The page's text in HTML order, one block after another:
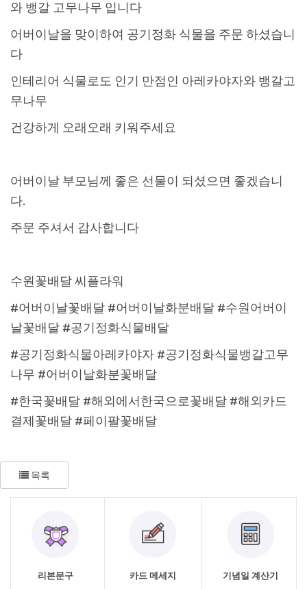
와 뱅갈 고무나무 입니다
어버이날을 맞이하여 공기정화 식물을 주문 하셨습니
다
인테리어 식물로도 인기 만점인 아레카야자와 뱅갈고
무나무
건강하게 오래오래 키워주세요
어버이날 부모님께 좋은 선물이 되셨으면 좋겠습니
다.
주문 주셔서 감사합니다
수원꽃배달 씨플라워
#어버이날꽃배달 #어버이날화분배달 #수원어버이
날꽃배달 #공기정화식물배달
#공기정화식물아레카야자 #공기정화식물뱅갈고무
나무 #어버이날화분꽃배달
#한국꽃배달 #해외에서한국으로꽃배달 #해외카드
결제꽃배달 #페이팔꽃배달
목록
리본문구 카드 메세지 기념일 계산기